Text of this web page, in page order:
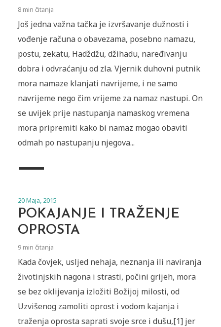
8 min čitanja
Još jedna važna tačka je izvršavanje dužnosti i
vođenje računa o obavezama, posebno namazu,
postu, zekatu, Hadždžu, džihadu, naređivanju
dobra i odvraćanju od zla. Vjernik duhovni putnik
­mora namaze klanjati navrijeme, i ne samo
navrijeme nego čim vrijeme za namaz nastupi. On
se uvijek prije nastupanja namaskog vremena
mora pripremiti kako bi namaz mogao obaviti
odmah po nastupanju njegova...
20 Maja, 2015
POKAJANJE I TRAŽENJE
OPROSTA
9 min čitanja
Kada čovjek, usljed nehaja, neznanja ili naviranja
životinjskih nagona i strasti, počini grijeh, mora
se bez oklijevanja izložiti Božijoj milosti, od
Uzvišenog zamoliti oprost i vodom kajanja i
traženja oprosta saprati svoje srce i dušu,[1] jer